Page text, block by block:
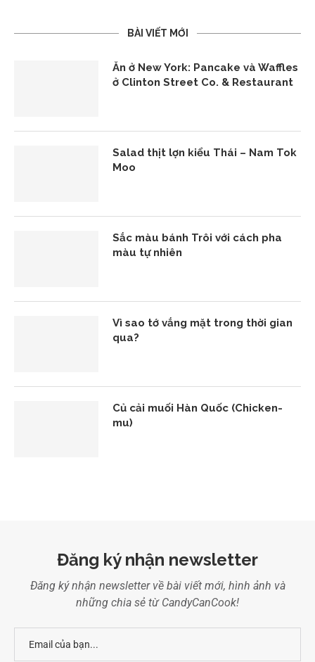
BÀI VIẾT MỚI
Ăn ở New York: Pancake và Waffles
ở Clinton Street Co. & Restaurant
Salad thịt lợn kiểu Thái – Nam Tok
Moo
Sắc màu bánh Trôi với cách pha
màu tự nhiên
Vì sao tớ vắng mặt trong thời gian
qua?
Củ cải muối Hàn Quốc (Chicken-
mu)
Đăng ký nhận newsletter
Đăng ký nhận newsletter về bài viết mới, hình ảnh và
những chia sẻ từ CandyCanCook!